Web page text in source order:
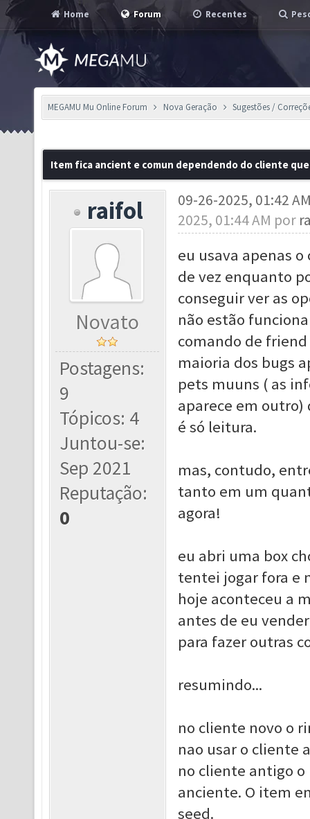
Home Forum Recentes
MEGAMU Mu Online Forum Nova Geração Sugestões /
Item fica ancient e comun dependendo do cliente
raifol
Novato
Postagens:
9
Tópicos: 4
Juntou-se:
Sep 2021
Reputação:
0
09-26-2025, 01:42
2025, 01:44 AM por
eu usava apenas
de vez enquanto
conseguir ver as
não estão
comando de
maioria dos bugs
pets muuns ( as
aparece em
é só leitura.
mas, contudo,
tanto em um
agora!
eu abri uma box
tentei jogar fora e
hoje aconteceu a
antes de eu
para fazer outras
resumindo...
no cliente novo o
nao usar o cliente
no cliente antigo
anciente. O item
seed.